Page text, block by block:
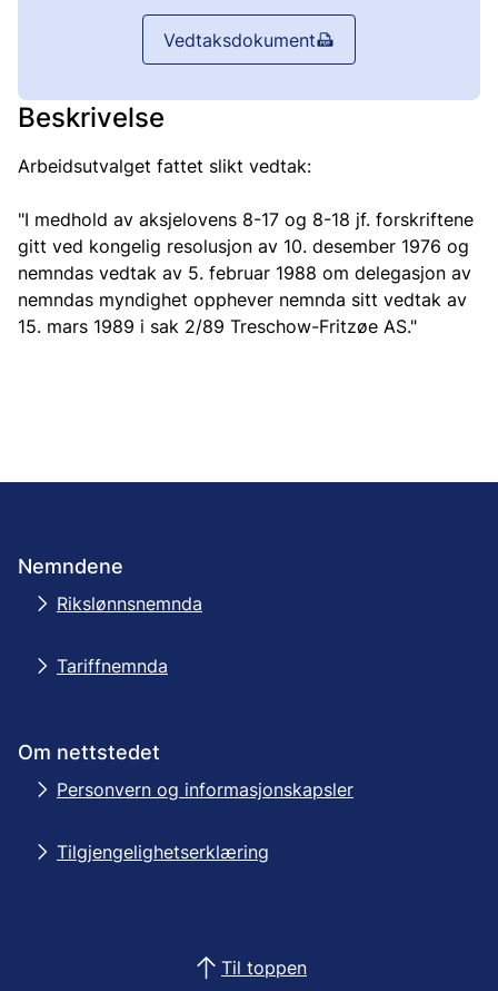
Vedtaksdokument
Beskrivelse
Arbeidsutvalget fattet slikt vedtak:
"I medhold av aksjelovens 8-17 og 8-18 jf. forskriftene
gitt ved kongelig resolusjon av 10. desember 1976 og
nemndas vedtak av 5. februar 1988 om delegasjon av
nemndas myndighet opphever nemnda sitt vedtak av
15. mars 1989 i sak 2/89 Treschow-Fritzøe AS."
Nemndene
Rikslønnsnemnda
Tariffnemnda
Om nettstedet
Personvern og informasjonskapsler
Tilgjengelighetserklæring
Til toppen